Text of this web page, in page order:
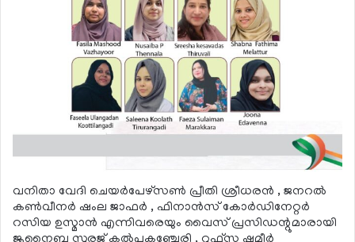
വനിതാ വേദി ചെയര്‍പേഴ്‌സണ്‍ പ്രീതി ശ്രീധരന്‍ , ജനറല്‍
കണ്‍വീനര്‍ ഷംല ജാഫര്‍ , ഫിനാന്‍സ് കോര്‍ഡിനേറ്റര്‍
റസിയ ഉസ്മാന്‍ എന്നിവരെയും വൈസ് പ്രസിഡന്റുമാരായി